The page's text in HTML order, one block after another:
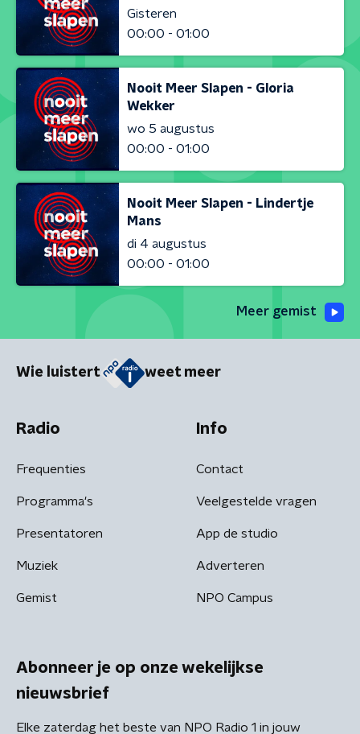
Gisteren
00:00 - 01:00
Nooit Meer Slapen - Gloria
Wekker
wo 5 augustus
00:00 - 01:00
Nooit Meer Slapen - Lindertje
Mans
di 4 augustus
00:00 - 01:00
Meer gemist
Wie luistert weet meer
Radio
Frequenties
Programma's
Presentatoren
Muziek
Gemist
Info
Contact
Veelgestelde vragen
App de studio
Adverteren
NPO Campus
Abonneer je op onze wekelijkse
nieuwsbrief
Elke zaterdag het beste van NPO Radio 1 in jouw